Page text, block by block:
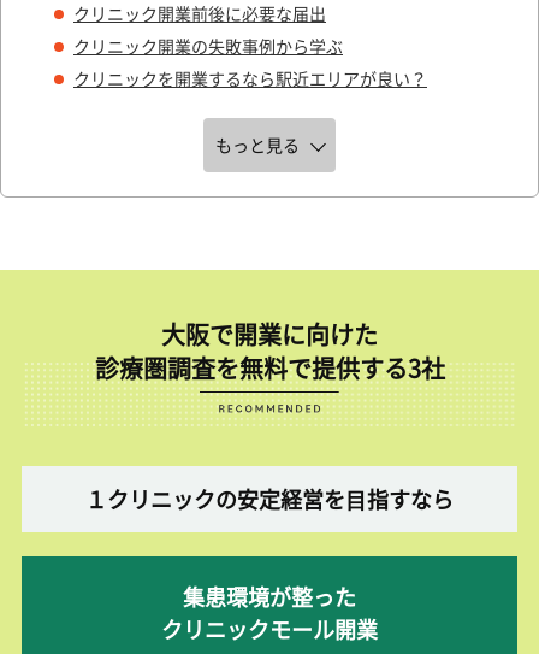
クリニック開業前後に必要な届出
クリニック開業の失敗事例から学ぶ
クリニックを開業するなら駅近エリアが良い？
もっと見る
大阪で開業に向けた
診療圏調査を無料で提供する3社
１クリニックの安定経営を⽬指すなら
集患環境が整った
クリニックモール開業